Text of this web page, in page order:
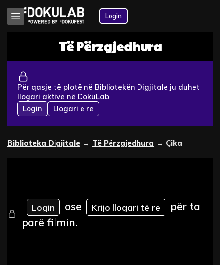
Login
Të Përzgjedhura
Për qasje të plotë në Bibliotekën Digjitale ju duhet
llogari aktive në DokuLab
Login
Llogari e re
Biblioteka Digjitale → Të Përzgjedhura → Çika
Login ose Krijo llogari të re
për ta
parë filmin.